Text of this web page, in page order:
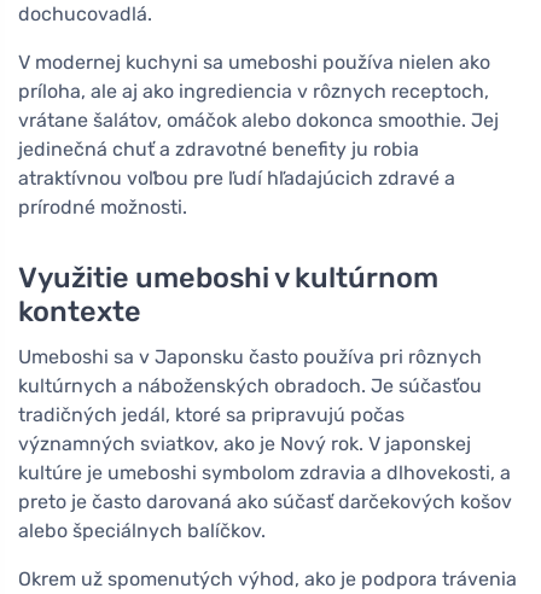
dochucovadlá.
V modernej kuchyni sa umeboshi používa nielen ako
príloha, ale aj ako ingrediencia v rôznych receptoch,
vrátane šalátov, omáčok alebo dokonca smoothie. Jej
jedinečná chuť a zdravotné benefity ju robia
atraktívnou voľbou pre ľudí hľadajúcich zdravé a
prírodné možnosti.
Využitie umeboshi v kultúrnom
kontexte
Umeboshi sa v Japonsku často používa pri rôznych
kultúrnych a náboženských obradoch. Je súčasťou
tradičných jedál, ktoré sa pripravujú počas
významných sviatkov, ako je Nový rok. V japonskej
kultúre je umeboshi symbolom zdravia a dlhovekosti, a
preto je často darovaná ako súčasť darčekových košov
alebo špeciálnych balíčkov.
Okrem už spomenutých výhod, ako je podpora trávenia